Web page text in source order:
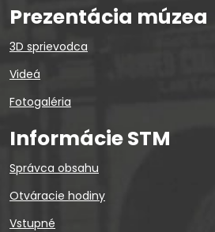
Prezentácia múzea
3D sprievodca
Videá
Fotogaléria
Informácie STM
Správca obsahu
Otváracie hodiny
Vstupné